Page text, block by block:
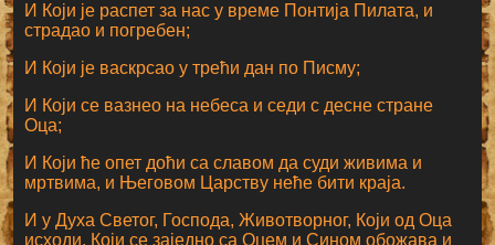
И Који је распет за нас у време Понтија Пилата, и
страдао и погребен;
И Који је васкрсао у трећи дан по Писму;
И Који се вазнео на небеса и седи с десне стране
Оца;
И Који ће опет доћи са славом да суди живима и
мртвима, и Његовом Царству неће бити краја.
И у Духа Светог, Господа, Животворног, Који од Оца
исходи, Који се заједно са Оцем и Сином обожава и